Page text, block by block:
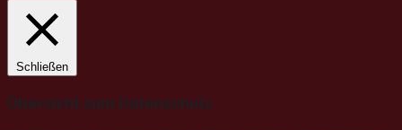
Schließen
Übersicht zum Datenschutz